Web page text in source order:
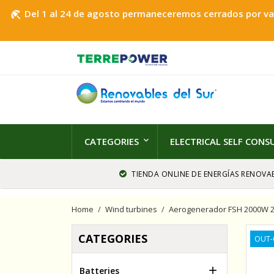
beach_access Del 1 al 24 de agosto permaneceremos cerrados por
CATEGORIES ELECTRICAL SELF
TIENDA ONLINE DE ENERGÍAS
Home Wind turbines Aerogenerador FSH 2000W
CATEGORIES
Batteries 